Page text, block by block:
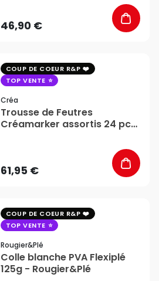
46,90 €
COUP DE COEUR R&P
TOP VENTE
Créa
Trousse de Feutres
Créamarker assortis 24 pcs
61,95 €
COUP DE COEUR R&P
TOP VENTE
Rougier&plé
Colle blanche PVA Flexiplé
125g - Rougier&Plé